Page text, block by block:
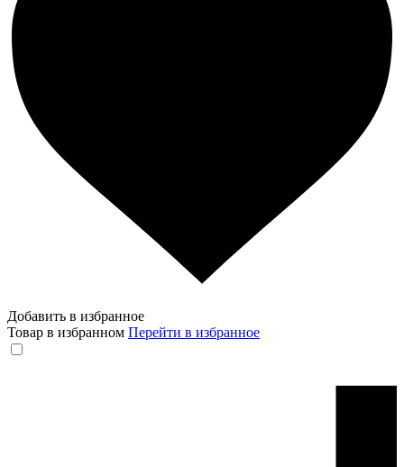
Добавить в избранное
Товар в избранном Перейти в избранное